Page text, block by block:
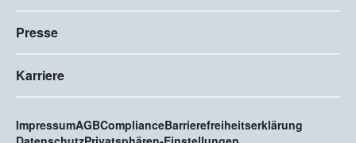
Presse
Karriere
ImpressumAGBComplianceBarrierefreiheitserklärung